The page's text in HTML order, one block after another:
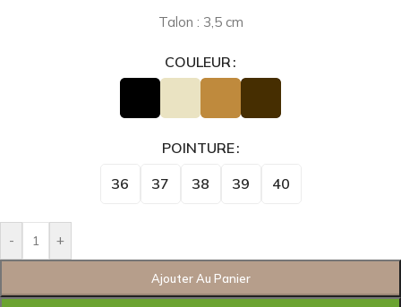
Talon : 3,5 cm
COULEUR
POINTURE
36 37 38 39 40
- +
Ajouter Au Panier